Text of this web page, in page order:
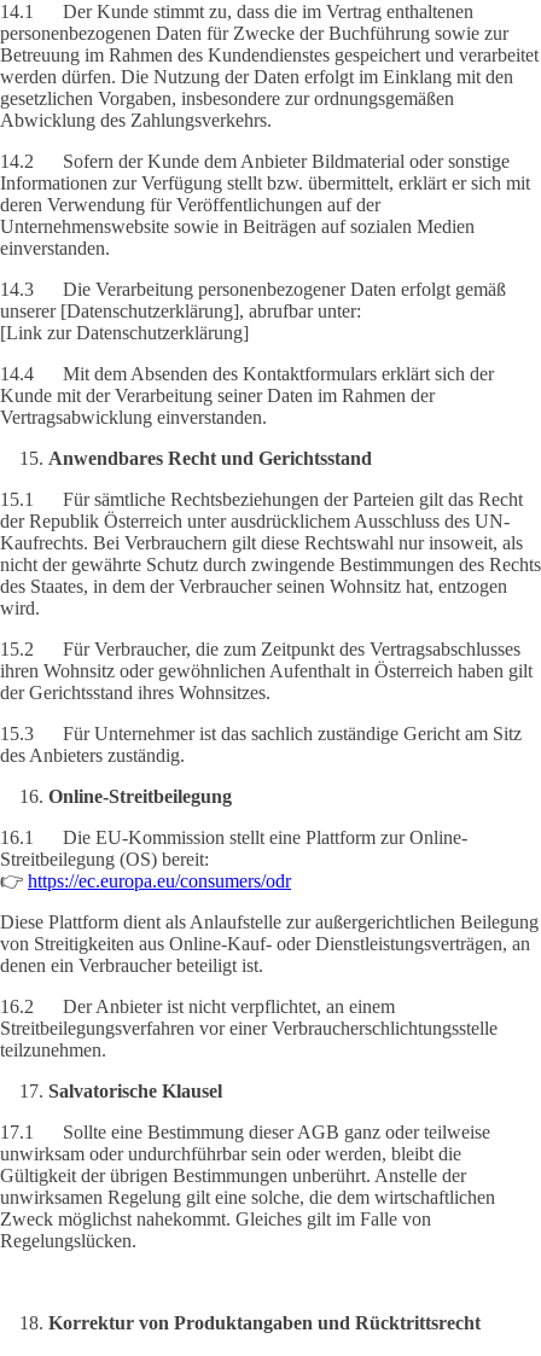
14.1 Der Kunde stimmt zu, dass die im Vertrag enthaltenen
personenbezogenen Daten für Zwecke der Buchführung sowie zur
Betreuung im Rahmen des Kundendienstes gespeichert und verarbeitet
werden dürfen. Die Nutzung der Daten erfolgt im Einklang mit den
gesetzlichen Vorgaben, insbesondere zur ordnungsgemäßen
Abwicklung des Zahlungsverkehrs.
14.2 Sofern der Kunde dem Anbieter Bildmaterial oder sonstige
Informationen zur Verfügung stellt bzw. übermittelt, erklärt er sich mit
deren Verwendung für Veröffentlichungen auf der
Unternehmenswebsite sowie in Beiträgen auf sozialen Medien
einverstanden.
14.3 Die Verarbeitung personenbezogener Daten erfolgt gemäß
unserer [Datenschutzerklärung], abrufbar unter:
[Link zur Datenschutzerklärung]
14.4 Mit dem Absenden des Kontaktformulars erklärt sich der
Kunde mit der Verarbeitung seiner Daten im Rahmen der
Vertragsabwicklung einverstanden.
Anwendbares Recht und Gerichtsstand
15.1 Für sämtliche Rechtsbeziehungen der Parteien gilt das Recht
der Republik Österreich unter ausdrücklichem Ausschluss des UN-
Kaufrechts. Bei Verbrauchern gilt diese Rechtswahl nur insoweit, als
nicht der gewährte Schutz durch zwingende Bestimmungen des Rechts
des Staates, in dem der Verbraucher seinen Wohnsitz hat, entzogen
wird.
15.2 Für Verbraucher, die zum Zeitpunkt des Vertragsabschlusses
ihren Wohnsitz oder gewöhnlichen Aufenthalt in Österreich haben gilt
der Gerichtsstand ihres Wohnsitzes.
15.3 Für Unternehmer ist das sachlich zuständige Gericht am Sitz
des Anbieters zuständig.
Online-Streitbeilegung
16.1 Die EU-Kommission stellt eine Plattform zur Online-
Streitbeilegung (OS) bereit:
👉 https://ec.europa.eu/consumers/odr
Diese Plattform dient als Anlaufstelle zur außergerichtlichen Beilegung
von Streitigkeiten aus Online-Kauf- oder Dienstleistungsverträgen, an
denen ein Verbraucher beteiligt ist.
16.2 Der Anbieter ist nicht verpflichtet, an einem
Streitbeilegungsverfahren vor einer Verbraucherschlichtungsstelle
teilzunehmen.
Salvatorische Klausel
17.1 Sollte eine Bestimmung dieser AGB ganz oder teilweise
unwirksam oder undurchführbar sein oder werden, bleibt die
Gültigkeit der übrigen Bestimmungen unberührt. Anstelle der
unwirksamen Regelung gilt eine solche, die dem wirtschaftlichen
Zweck möglichst nahekommt. Gleiches gilt im Falle von
Regelungslücken.
Korrektur von Produktangaben und Rücktrittsrecht